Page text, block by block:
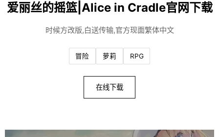
爱丽丝的摇篮|Alice in Cradle官网下载
时候方改版,白送传输,官方现面繁体中文
冒险 萝莉 RPG
在线下载